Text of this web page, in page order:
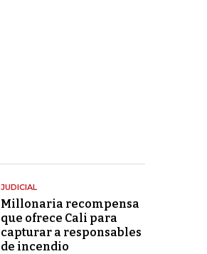
JUDICIAL
Millonaria recompensa
que ofrece Cali para
capturar a responsables
de incendio